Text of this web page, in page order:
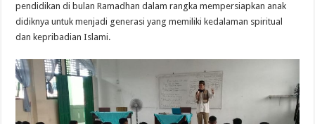
pendidikan di bulan Ramadhan dalam rangka mempersiapkan anak
didiknya untuk menjadi generasi yang memiliki kedalaman spiritual
dan kepribadian Islami.